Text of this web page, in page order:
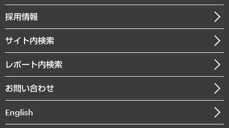
GRC（ガバナンス・リスク・コンプライアンス）・防災（政策）
経済・産業・雇用・労働
まちづくり・観光・交通・スポーツ・スマートシティ
自然資源・農林水産業・食料システム
経営用語集
受託・受注実績（官公庁関連）
メディア掲載・出演
社長メッセージ
会社概要
沿革
組織図・本部部室紹介
インドネシア現地法人
ニュースリリース
お知らせ
採用情報
サイト内検索
レポート内検索
お問い合わせ
English